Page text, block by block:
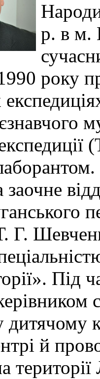
р. в м.
року
заочне
Г.
Під
дитячому
й
території